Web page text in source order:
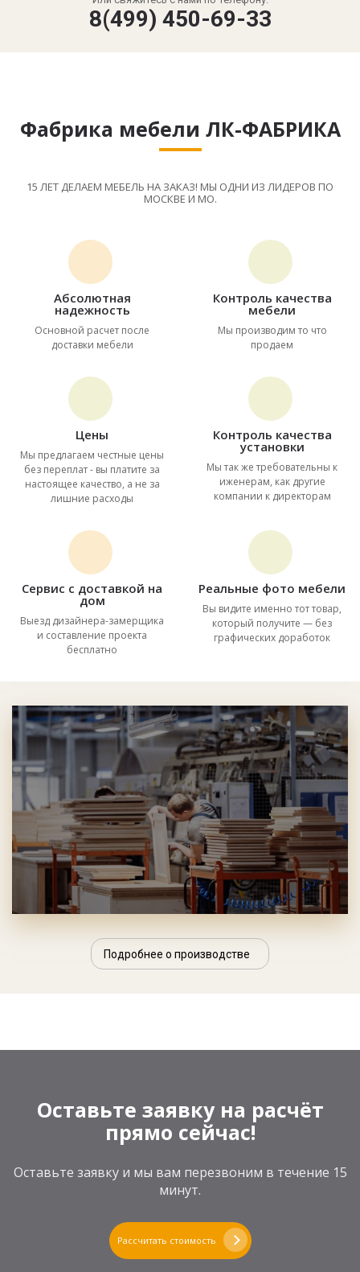
8(499) 450-69-33
Фабрика мебели ЛК-ФАБРИКА
15 ЛЕТ ДЕЛАЕМ МЕБЕЛЬ НА ЗАКАЗ! МЫ ОДНИ ИЗ ЛИДЕРОВ ПО
МОСКВЕ И МО.
Абсолютная
надежность
Основной расчет после
доставки мебели
Контроль качества
мебели
Мы производим то что
продаем
Цены
Мы предлагаем честные цены
без переплат - вы платите за
настоящее качество, а не за
лишние расходы
Контроль качества
установки
Мы так же требовательны к
иженерам, как другие
компании к директорам
Сервис с доставкой на
дом
Выезд дизайнера-замерщика
и составление проекта
бесплатно
Реальные фото мебели
Вы видите именно тот товар,
который получите — без
графических доработок
Подробнее о производстве
Оставьте заявку на расчёт
прямо сейчас!
Оставьте заявку и мы вам перезвоним в течение 15
минут.
Рассчитать стоимость